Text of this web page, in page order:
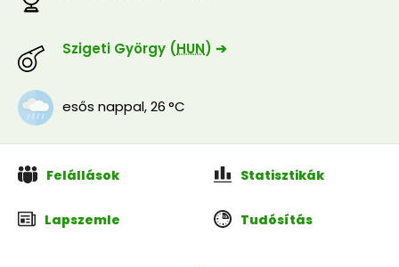
Szigeti György (HUN) ➔
esős nappal,26 °C
Felállások Statisztikák
Lapszemle Tudósítás